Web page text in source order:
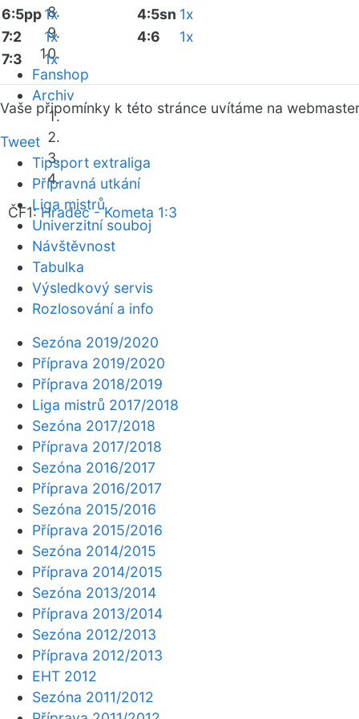
Fanshop
Archiv
ČF1:Hradec - Kometa 1:3
6:5pp1x
7:2
1x
7:3
1x
4:5sn 1x
4:6
1x
Vaše připomínky k této stránce uvítáme na webmaster
Tweet
Tipsport extraliga
Přípravná utkání
Liga mistrů
Univerzitní souboj
Návštěvnost
Tabulka
Výsledkový servis
Rozlosování a info
Sezóna 2019/2020
Příprava 2019/2020
Příprava 2018/2019
Liga mistrů 2017/2018
Sezóna 2017/2018
Příprava 2017/2018
Sezóna 2016/2017
Příprava 2016/2017
Sezóna 2015/2016
Příprava 2015/2016
Sezóna 2014/2015
Příprava 2014/2015
Sezóna 2013/2014
Příprava 2013/2014
Sezóna 2012/2013
Příprava 2012/2013
EHT 2012
Sezóna 2011/2012